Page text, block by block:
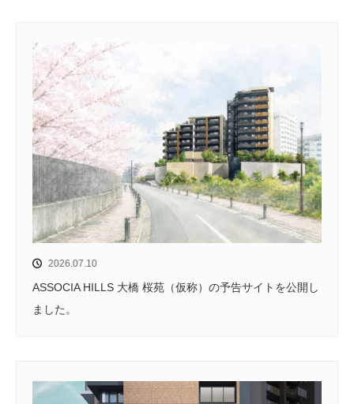
2026.07.10
ASSOCIA HILLS 大橋 桜苑（仮称）の予告サイトを公開し
ました。